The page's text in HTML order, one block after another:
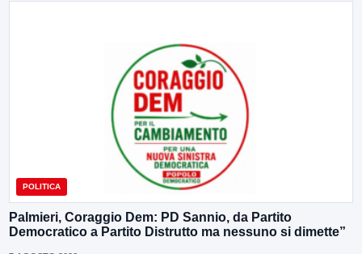
POLITICA
Palmieri, Coraggio Dem: PD Sannio, da Partito
Democratico a Partito Distrutto ma nessuno si dimette”